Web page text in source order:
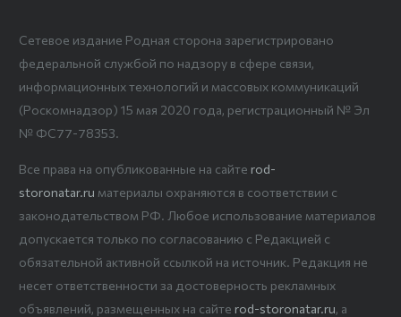
Сетевое издание Родная сторона зарегистрировано
федеральной службой по надзору в сфере связи,
информационных технологий и массовых коммуникаций
(Роскомнадзор) 15 мая 2020 года, регистрационный № Эл
№ ФС77-78353.
Все права на опубликованные на сайте rod-
storonatar.ru материалы охраняются в соответствии с
законодательством РФ. Любое использование материалов
допускается только по согласованию с Редакцией с
обязательной активной ссылкой на источник. Редакция не
несет ответственности за достоверность рекламных
объявлений, размещенных на сайте rod-storonatar.ru, а